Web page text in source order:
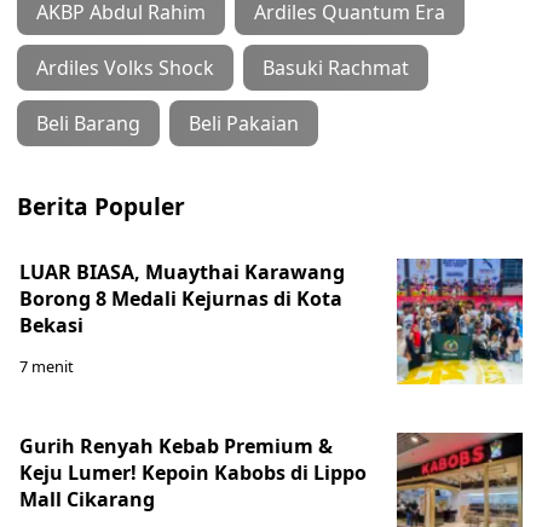
AKBP Abdul Rahim Ardiles Quantum Era
Ardiles Volks Shock Basuki Rachmat
Beli Barang Beli Pakaian
Berita Populer
LUAR BIASA, Muaythai Karawang
Borong 8 Medali Kejurnas di Kota
Bekasi
7 menit
Gurih Renyah Kebab Premium &
Keju Lumer! Kepoin Kabobs di Lippo
Mall Cikarang